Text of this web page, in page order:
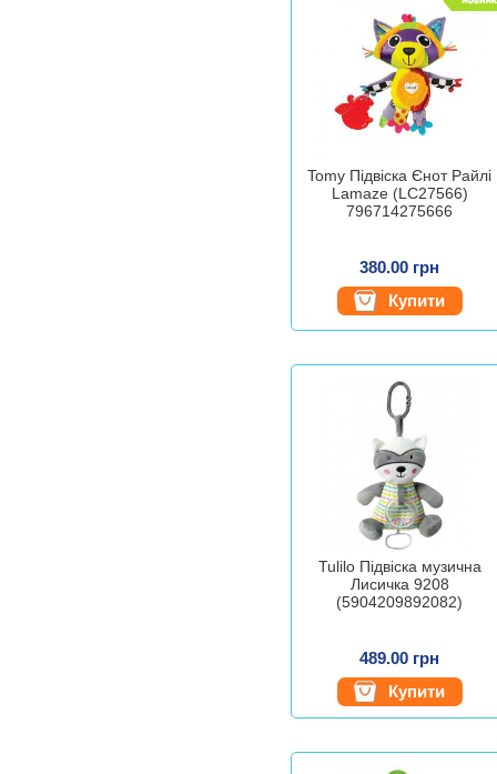
Tomy Підвіска Єнот Райлі
Lamaze (LC27566)
796714275666
380.00 грн
Купити
Tulilo Підвіска музична
Лисичка 9208
(5904209892082)
489.00 грн
Купити